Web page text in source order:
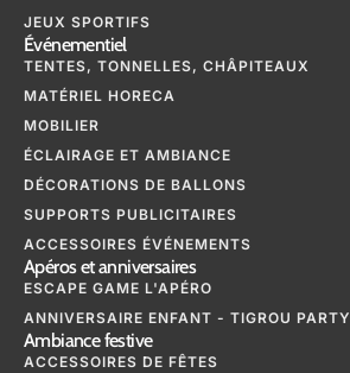
JEUX SPORTIFS
Événementiel
TENTES, TONNELLES, CHÂPITEAUX
MATÉRIEL HORECA
MOBILIER
ÉCLAIRAGE ET AMBIANCE
DÉCORATIONS DE BALLONS
SUPPORTS PUBLICITAIRES
ACCESSOIRES ÉVÉNEMENTS
Apéros et anniversaires
ESCAPE GAME L'APÉRO
ANNIVERSAIRE ENFANT - TIGROU PARTY
Ambiance festive
ACCESSOIRES DE FÊTES